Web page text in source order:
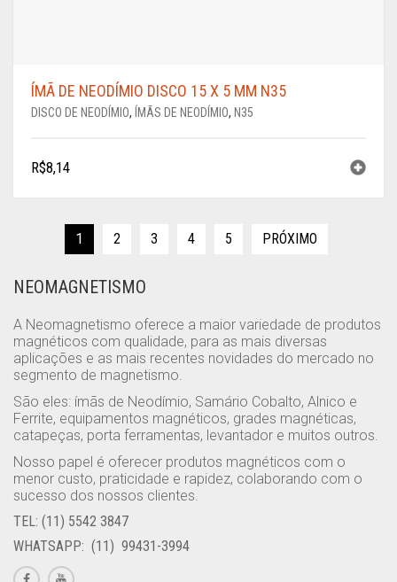
ÍMÃ DE NEODÍMIO DISCO 15 X 5 MM N35
DISCO DE NEODÍMIO, ÍMÃS DE NEODÍMIO, N35
R$8,14
1 2 3 4 5 PRÓXIMO
NEOMAGNETISMO
A Neomagnetismo oferece a maior variedade de produtos
magnéticos com qualidade, para as mais diversas
aplicações e as mais recentes novidades do mercado no
segmento de magnetismo.
São eles: ímãs de Neodímio, Samário Cobalto, Alnico e
Ferrite, equipamentos magnéticos, grades magnéticas,
catapeças, porta ferramentas, levantador e muitos outros.
Nosso papel é oferecer produtos magnéticos com o
menor custo, praticidade e rapidez, colaborando com o
sucesso dos nossos clientes.
TEL: (11) 5542 3847
WHATSAPP: (11) 99431-3994